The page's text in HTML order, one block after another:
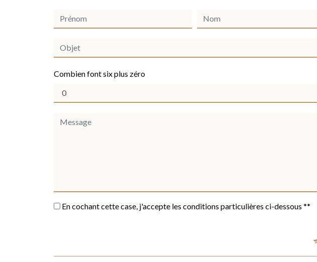
Combien font six plus zéro
En cochant cette case, j'accepte les conditions particulières ci-dessous **